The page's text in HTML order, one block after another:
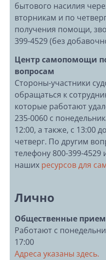
бытового насилия
вторникам и по
получения помощи,
399-4529 (без
Центр самопомощи
вопросам
Стороны-участники
обращаться к
которые работают
235-0060 с
12:00, а также, с 13:00
четверг. По другим
телефону 800-399-
наших ресурсов для
Лично
Общественные
Работают с
17:00
Адреса указаны здесь.